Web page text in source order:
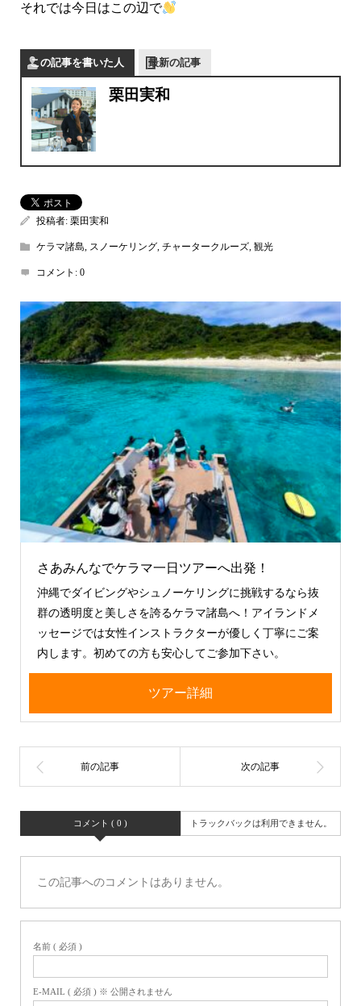
それでは今日はこの辺で
この記事を書いた人 最新の記事
栗田実和
投稿者: 栗田実和
ケラマ諸島, スノーケリング, チャータークルーズ, 観光
コメント: 0
さあみんなでケラマ一日ツアーへ出発！
沖縄でダイビングやシュノーケリングに挑戦するなら抜
群の透明度と美しさを誇るケラマ諸島へ！アイランドメ
ッセージでは女性インストラクターが優しく丁寧にご案
内します。初めての方も安心してご参加下さい。
ツアー詳細
コメント ( 0 ) トラックバックは利用できません。
この記事へのコメントはありません。
名前 ( 必須 )
E-MAIL ( 必須 ) ※ 公開されません